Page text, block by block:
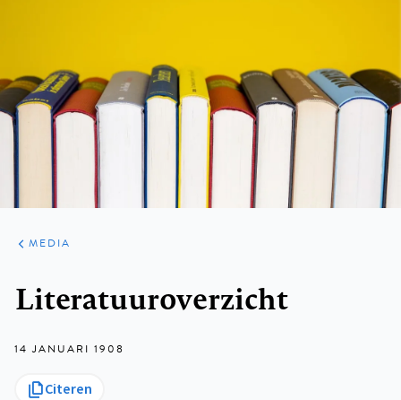
ARTIKELEN
VARIA
MEDIA
Literatuuroverzicht
14 JANUARI 1908
Citeren